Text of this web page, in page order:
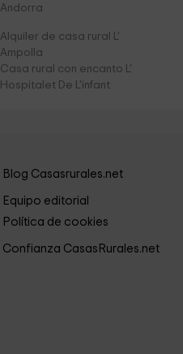
Andorra
Alquiler de casa rural L'
Ampolla
Casa rural con encanto L'
Hospitalet De L'infant
Blog Casasrurales.net
Equipo editorial
Política de cookies
Confianza CasasRurales.net